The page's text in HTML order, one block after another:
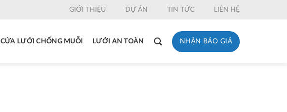
GIỚI THIỆU DỰ ÁN TIN TỨC LIÊN HỆ
CỬA LƯỚI CHỐNG MUỖI LƯỚI AN TOÀN NHẬN BÁO GIÁ